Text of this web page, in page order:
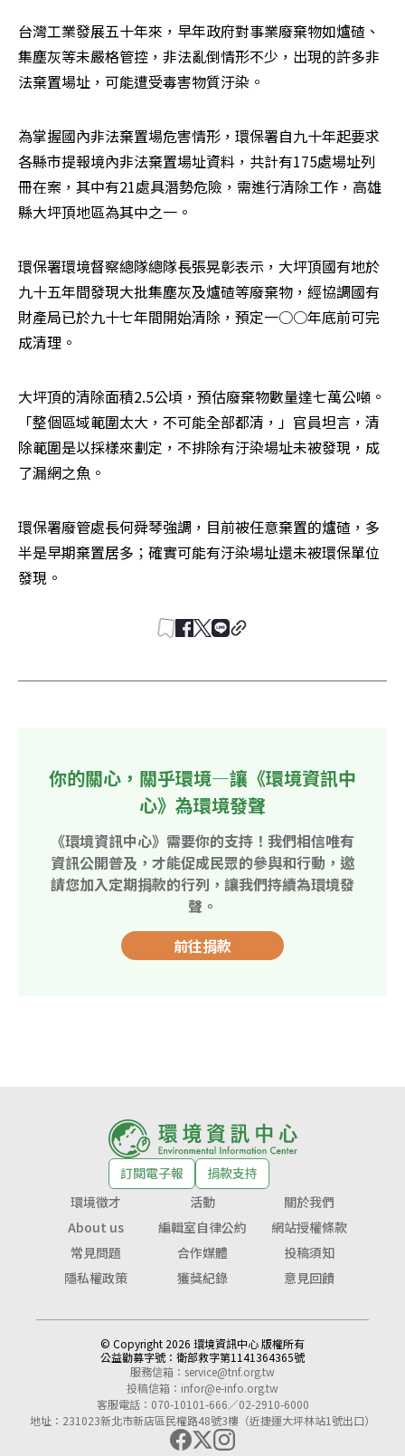
台灣工業發展五十年來，早年政府對事業廢棄物如爐碴、
集塵灰等未嚴格管控，非法亂倒情形不少，出現的許多非
法棄置場址，可能遭受毒害物質汙染。
為掌握國內非法棄置場危害情形，環保署自九十年起要求
各縣市提報境內非法棄置場址資料，共計有175處場址列
冊在案，其中有21處具潛勢危險，需進行清除工作，高雄
縣大坪頂地區為其中之一。
環保署環境督察總隊總隊長張晃彰表示，大坪頂國有地於
九十五年間發現大批集塵灰及爐碴等廢棄物，經協調國有
財產局已於九十七年間開始清除，預定一○○年底前可完
成清理。
大坪頂的清除面積2.5公頃，預估廢棄物數量達七萬公噸。
「整個區域範圍太大，不可能全部都清，」官員坦言，清
除範圍是以採樣來劃定，不排除有汙染場址未被發現，成
了漏網之魚。
環保署廢管處長何舜琴強調，目前被任意棄置的爐碴，多
半是早期棄置居多；確實可能有汙染場址還未被環保單位
發現。
你的關心，關乎環境—讓《環境資訊中
心》為環境發聲
《環境資訊中心》需要你的支持！我們相信唯有
資訊公開普及，才能促成民眾的參與和行動，邀
請您加入定期捐款的行列，讓我們持續為環境發
聲。
前往捐款
訂閱電子報
捐款支持
環境徵才
活動
關於我們
About us
編輯室自律公約
網站授權條款
常見問題
合作媒體
投稿須知
隱私權政策
獲獎紀錄 意見回饋
© Copyright 2026 環境資訊中心 版權所有
公益勸募字號： 衛部救字第1141364365號
服務信箱： service@tnf.org.tw
投稿信箱： infor@e-info.org.tw
客服電話：070-10101-666／02-2910-6000
地址：231023新北市新店區民權路48號3樓（近捷運大坪林站1號出口）